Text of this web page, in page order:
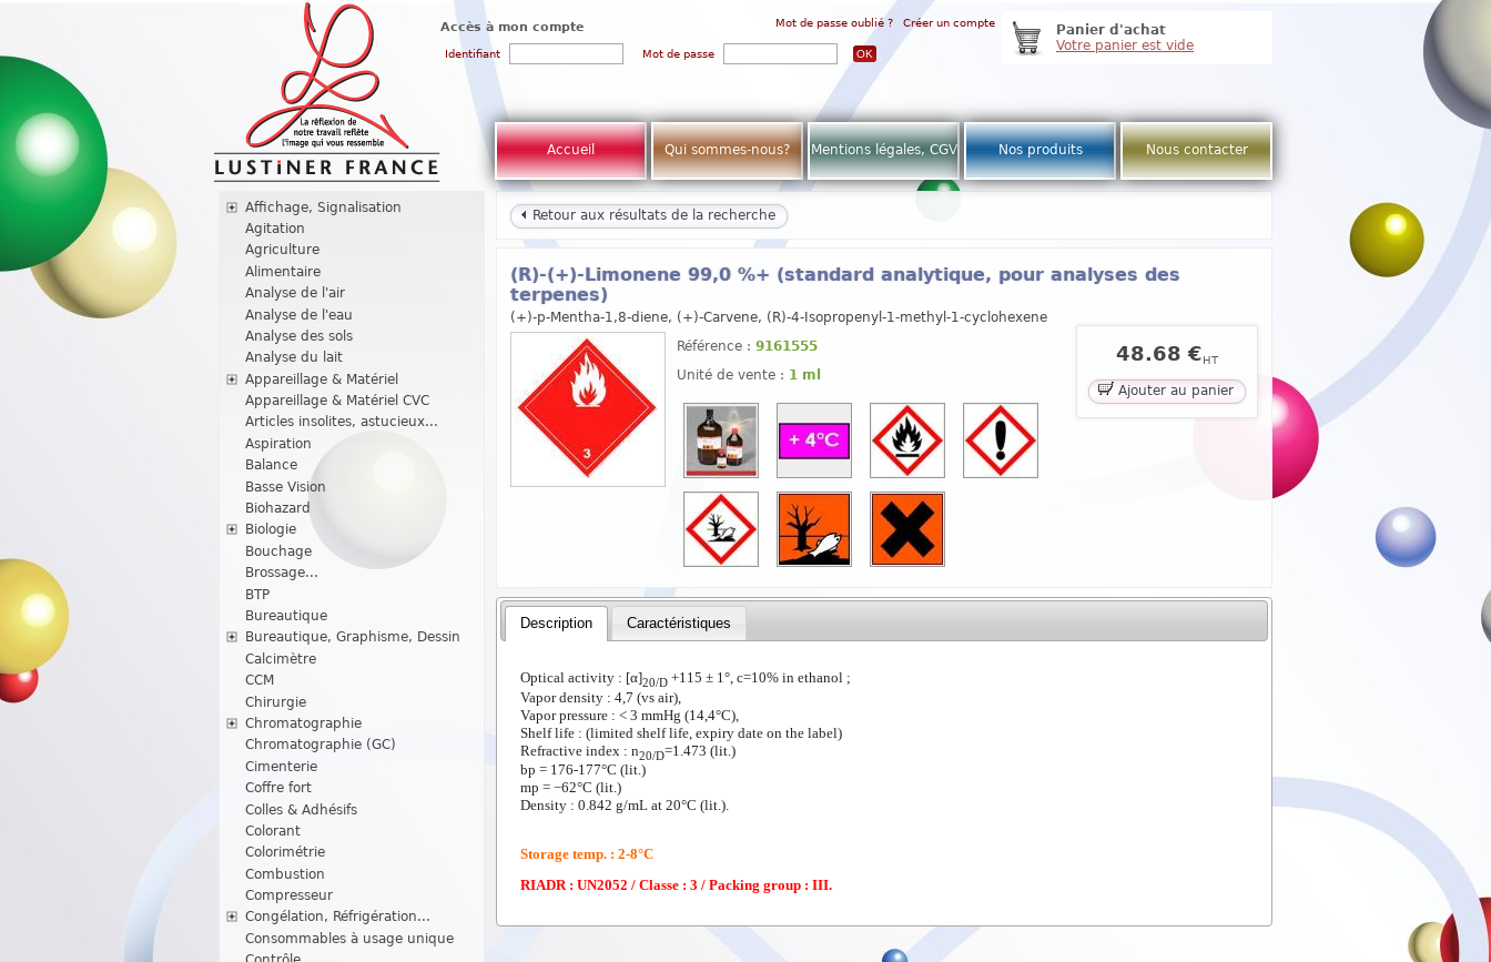
Accès à mon compte Mot de passe oublié ? Créer un compte
Identifiant Mot de passe
Panier d'achat
Votre panier est vide
Accueil Qui sommes-nous? Mentions légales, CGV Nos produits Nous contacter
Affichage, Signalisation
Agitation
Agriculture
Alimentaire
Analyse de l'air
Analyse de l'eau
Analyse des sols
Analyse du lait
Appareillage & Matériel
Appareillage & Matériel CVC
Articles insolites, astucieux...
Aspiration
Balance
Basse Vision
Biohazard
Biologie
Bouchage
Brossage...
BTP
Bureautique
Bureautique, Graphisme, Dessin
Calcimètre
CCM
Chirurgie
Chromatographie
Chromatographie (GC)
Cimenterie
Coffre fort
Colles & Adhésifs
Colorant
Colorimétrie
Combustion
Compresseur
Congélation, Réfrigération...
Consommables à usage unique
Retour aux résultats de la recherche
(R)-(+)-Limonene 99,0 %+ (standard analytique, pour analyses des
terpenes)
(+)-p-Mentha-1,8-diene, (+)-Carvene, (R)-4-Isopropenyl-1-methyl-1-cyclohexene
Référence : 9161555
Unité de vente : 1 ml
48.68 € HT
Ajouter au panier
Description Caractéristiques
Optical activity : [α]20/D +115 ± 1°, c=10% in ethanol ;
Vapor density : 4,7 (vs air),
Vapor pressure : < 3 mmHg (14,4°C),
Shelf life : (limited shelf life, expiry date on the label)
Refractive index : n20/D=1.473 (lit.)
bp = 176-177°C (lit.)
mp = −62°C (lit.)
Density : 0.842 g/mL at 20°C (lit.).
Storage temp. : 2-8°C
RIADR : UN2052 / Classe : 3 / Packing group : III.